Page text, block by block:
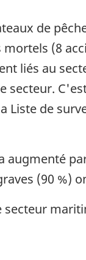
de
(8
liés au
secteur.
de
augmenté
(90